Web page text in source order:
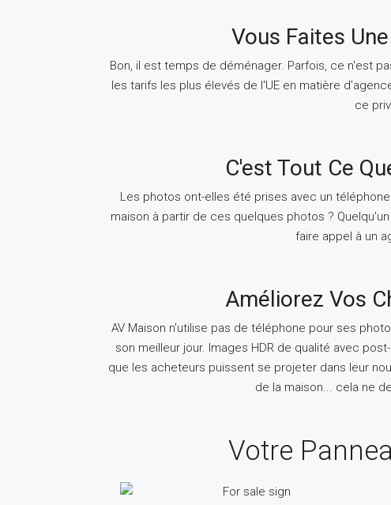
Vous Faites
Bon, il est temps de déménager. Parfois, ce n'est
les tarifs les plus élevés de l'UE en matière
ce
C'est Tout Ce
Les photos ont-elles été prises avec un
maison à partir de ces quelques photos ?
faire appel à un
Améliorez Vos
AV Maison n'utilise pas de téléphone pour ses
son meilleur jour. Images HDR de qualité avec
que les acheteurs puissent se projeter dans leur
de la maison... cela ne
Votre